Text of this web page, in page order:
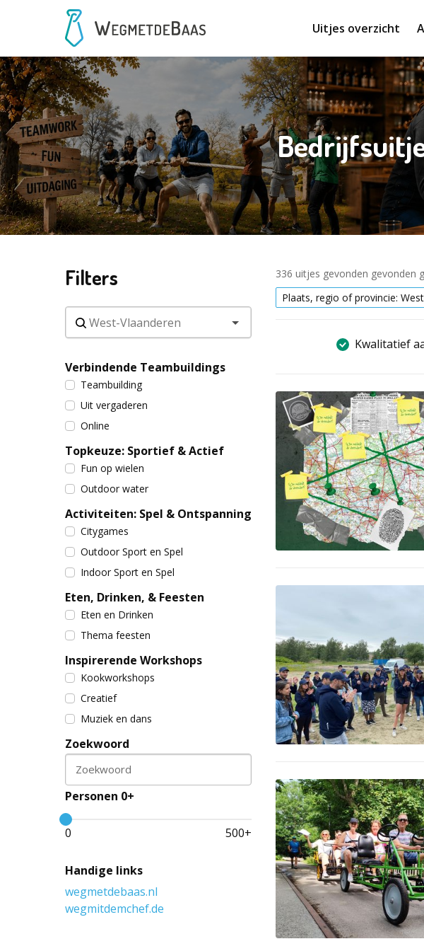
Uitjes overzicht
Filters
Verbindende Teambuildings
Teambuilding
Uit vergaderen
Online
Topkeuze: Sportief & Actief
Fun op wielen
Outdoor water
Activiteiten: Spel & Ontspanning
Citygames
Outdoor Sport en Spel
Indoor Sport en Spel
Eten, Drinken, & Feesten
Eten en Drinken
Thema feesten
Inspirerende Workshops
Kookworkshops
Creatief
Muziek en dans
Zoekwoord
Zoekwoord
Personen 0+
0 500+
Handige links
wegmetdebaas.nl
wegmitdemchef.de
336 uitjes gevonden gevonden
Plaats, regio of provincie:
Kwalitatief